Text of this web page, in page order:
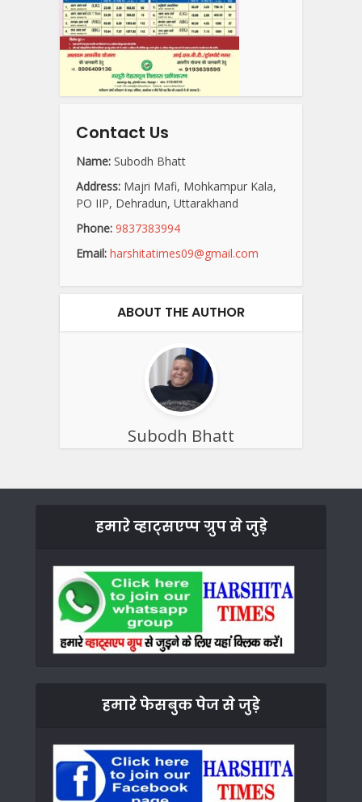
Contact Us
Name: Subodh Bhatt
Address: Majri Mafi, Mohkampur Kala,
PO IIP, Dehradun, Uttarakhand
Phone: 9837383994
Email: harshitatimes09@gmail.com
ABOUT THE AUTHOR
Subodh Bhatt
हमारे व्हाट्सएप्प ग्रुप से जुड़े
हमारे फेसबुक पेज से जुड़े